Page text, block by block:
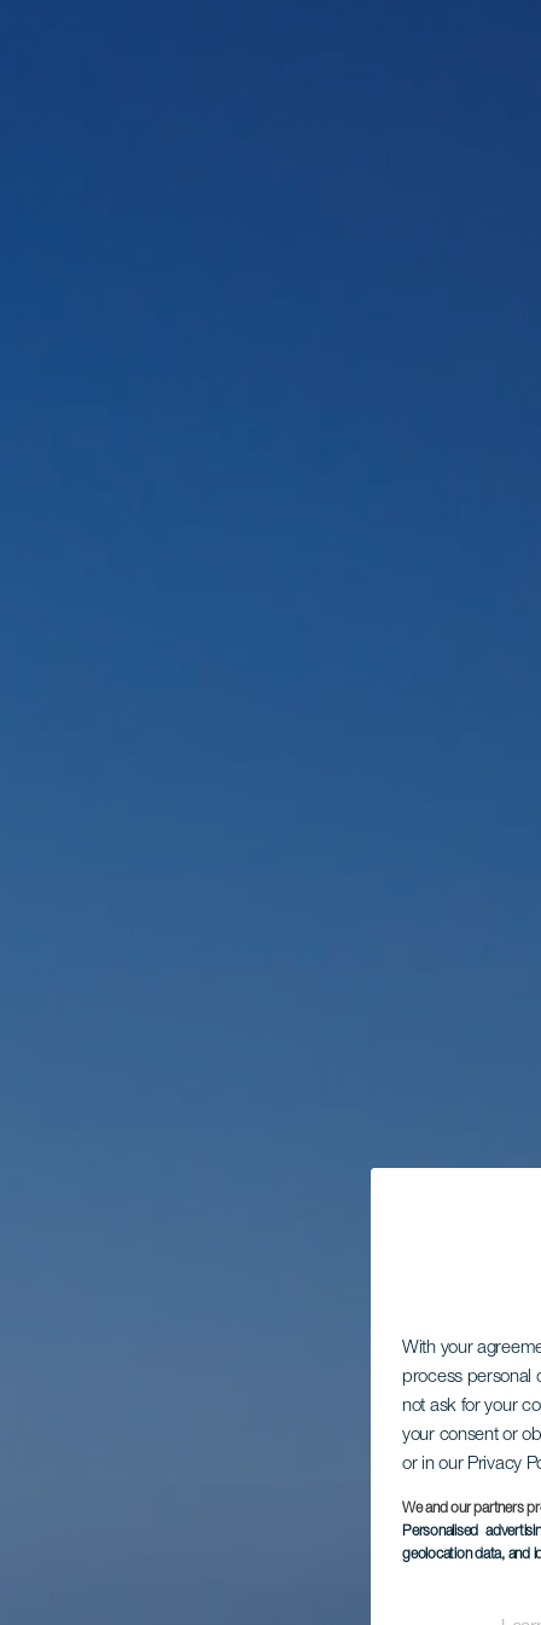
With your
process personal
not ask for your
your consent or
or in our Privacy
We and our partners
Personalised
geolocation data, and